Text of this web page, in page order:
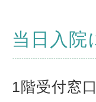
当日入院
1階受付窓